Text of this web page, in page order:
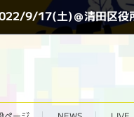
9/17(土)＠清田区役